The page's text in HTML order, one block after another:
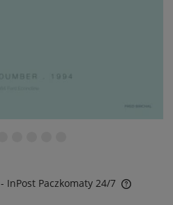
- InPost Paczkomaty 24/7